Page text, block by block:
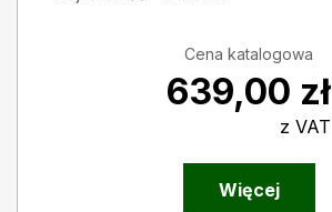
Cena katalogowa
639,00 zł
z VAT
Więcej